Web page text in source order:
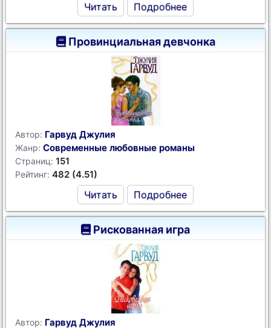
Читать Подробнее
Провинциальная девчонка
Автор: Гарвуд Джулия
Жанр: Современные любовные романы
Страниц: 151
Рейтинг: 482 (4.51)
Читать Подробнее
Рискованная игра
Автор: Гарвуд Джулия